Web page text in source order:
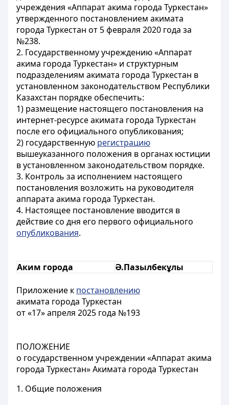
учреждения «Аппарат акима города Туркестан»
утвержденного постановлением акимата
города Туркестан от 5 февраля 2020 года за
№238.
2. Государственному учреждению «Аппарат
акима города Туркестан» и структурным
подразделениям акимата города Туркестан в
установленном законодательством Республики
Казахстан порядке обеспечить:
1) размещение настоящего постановления на
интернет-ресурсе акимата города Туркестан
после его официального опубликования;
2) государственную регистрацию
вышеуказанного положения в органах юстиции
в установленном законодательством порядке.
3. Контроль за исполнением настоящего
постановления возложить на руководителя
аппарата акима города Туркестан.
4. Настоящее постановление вводится в
действие со дня его первого официального
опубликования.
Аким города Ә.Пазылбекұлы
Приложение к постановлению
акимата города Туркестан
от «17» апреля 2025 года №193
ПОЛОЖЕНИЕ
о государственном учреждении «Аппарат акима
города Туркестан» Акимата города Туркестан
1. Общие положения